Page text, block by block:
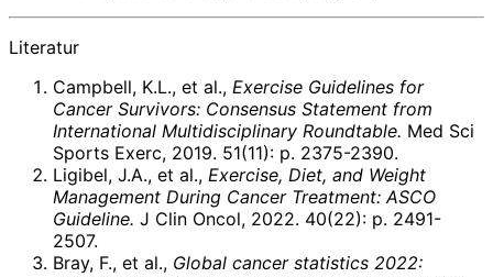
Literatur
Campbell, K.L., et al., Exercise Guidelines for
Cancer Survivors: Consensus Statement from
International Multidisciplinary Roundtable. Med Sci
Sports Exerc, 2019. 51(11): p. 2375-2390.
Ligibel, J.A., et al., Exercise, Diet, and Weight
Management During Cancer Treatment: ASCO
Guideline. J Clin Oncol, 2022. 40(22): p. 2491-
2507.
Bray, F., et al., Global cancer statistics 2022: